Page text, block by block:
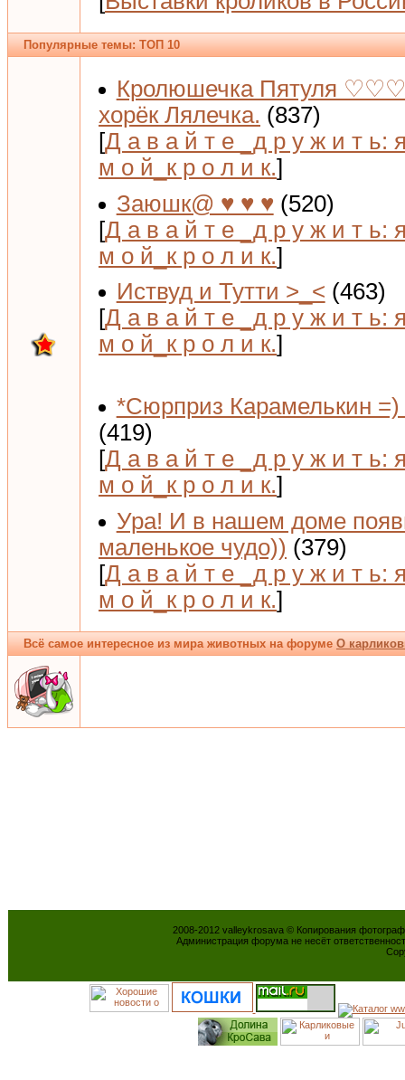
Популярные темы: ТОП 10
Кролюшечка Пятуля
хорёк Лялечка. (837)
[Д а в а й т е _д р у ж и т ь:
м о й_к р о л и к.]
Заюшк@ ♥ ♥ ♥ (520)
[Д а в а й т е _д р у ж и т ь:
м о й_к р о л и к.]
Иствуд и Тутти >_< (463)
[Д а в а й т е _д р у ж и т ь:
м о й_к р о л и к.]
*Сюрприз Карамелькин =)
(419)
[Д а в а й т е _д р у ж и т ь:
м о й_к р о л и к.]
Ура! И в нашем доме
маленькое чудо)) (379)
[Д а в а й т е _д р у ж и т ь:
м о й_к р о л и к.]
Всё самое интересное из мира животных на форумеО
2008-2012 valleykrosava © Копирования
Администрация форума не несёт